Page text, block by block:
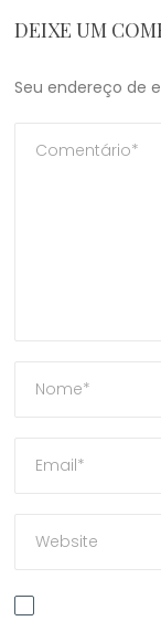
DEIXE UM
Seu endereço de